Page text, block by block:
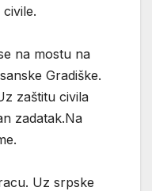
na mostu na
Gradiške.
zaštitu civila
zadatak.Na
Uz srpske